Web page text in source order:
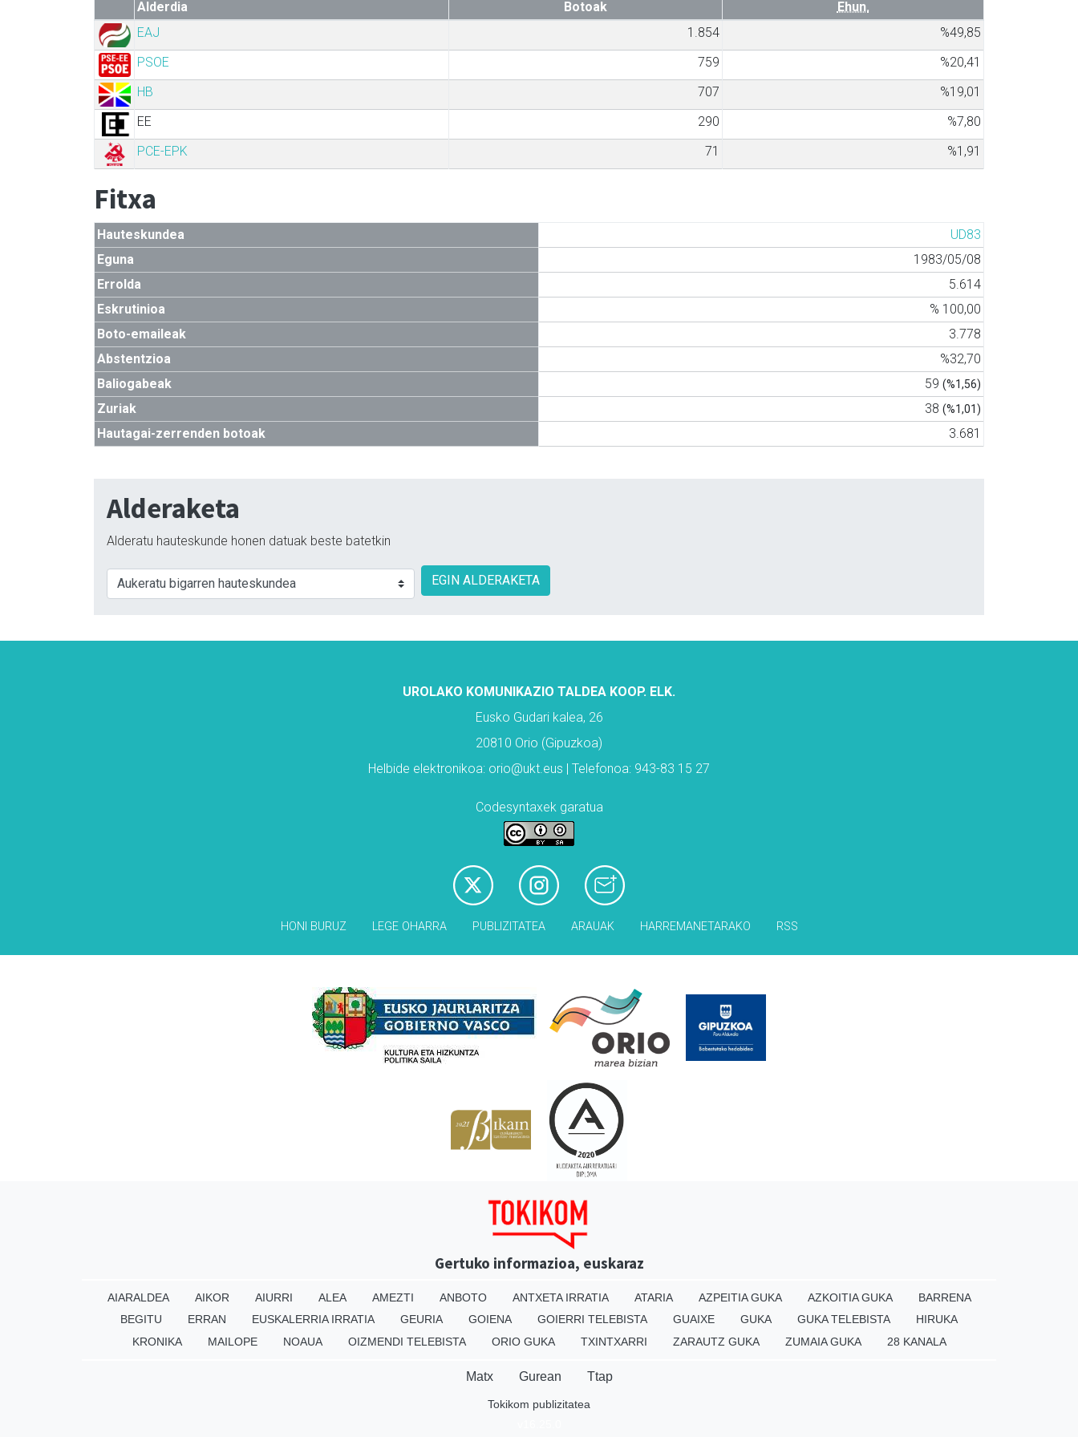
Alderdia Botoak
Ehun.
EAJ
1.854
%49,85
PSOE
759
%20,41
HB
707
%19,01
EE
290
%7,80
PCE-EPK
71 %1,91
Fitxa
Hauteskundea
UD83
Eguna
1983/05/08
Errolda
5.614
Eskrutinioa
% 100,00
Boto-emaileak
3.778
Abstentzioa
%32,70
Baliogabeak
59 (%1,56)
Zuriak 38 (%1,01)
Hautagai-zerrenden botoak 3.681
Alderaketa
Alderatu hauteskunde honen datuak beste batetkin
EGIN ALDERAKETA
UROLAKO KOMUNIKAZIO TALDEA KOOP. ELK.
Eusko Gudari kalea, 26
20810 Orio (Gipuzkoa)
Helbide elektronikoa: orio@ukt.eus | Telefonoa: 943-83 15 27
Codesyntaxek garatua
HONI BURUZ LEGE OHARRA PUBLIZITATEA ARAUAK HARREMANETARAKO RSS
Gertuko informazioa, euskaraz
AIARALDEA AIKOR AIURRI ALEA AMEZTI ANBOTO ANTXETA IRRATIA ATARIA AZPEITIA GUKA AZKOITIA GUKA
BARRENA
BEGITU
ERRAN EUSKALERRIA IRRATIA GEURIA GOIENA GOIERRI TELEBISTA GUAIXE GUKA GUKA TELEBISTA
HIRUKA
KRONIKA
MAILOPE NOAUA OIZMENDI TELEBISTA ORIO GUKA TXINTXARRI ZARAUTZ GUKA ZUMAIA GUKA 28 KANALA
Matx Gurean Ttap
Tokikom publizitatea